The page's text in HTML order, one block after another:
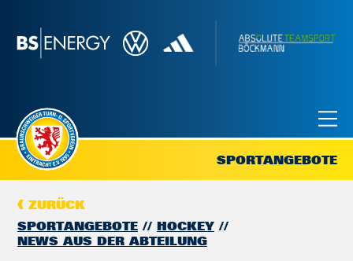
SPORTANGEBOTE
SPORTANGEBOTE
HOCKEY
NEWS AUS DER ABTEILUNG
ZURÜCK